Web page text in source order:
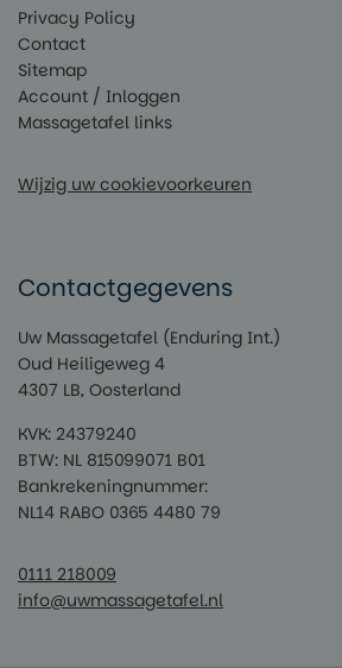
Privacy Policy
Contact
Sitemap
Account / Inloggen
Massagetafel links
Wijzig uw cookievoorkeuren
Contactgegevens
Uw Massagetafel (Enduring Int.)
Oud Heiligeweg 4
4307 LB, Oosterland
KVK: 24379240
BTW: NL 815099071 B01
Bankrekeningnummer:
NL14 RABO 0365 4480 79
0111 218009
info@uwmassagetafel.nl